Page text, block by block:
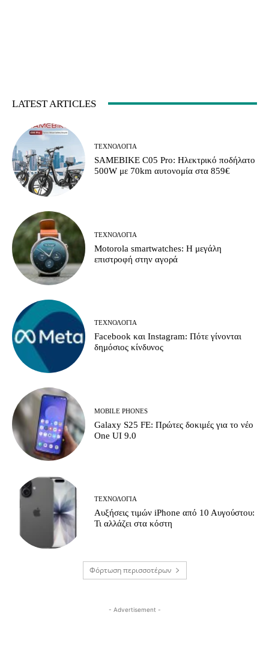
LATEST ARTICLES
ΤΕΧΝΟΛΟΓΊΑ
SAMEBIKE C05 Pro: Ηλεκτρικό ποδήλατο
500W με 70km αυτονομία στα 859€
ΤΕΧΝΟΛΟΓΊΑ
Motorola smartwatches: Η μεγάλη
επιστροφή στην αγορά
ΤΕΧΝΟΛΟΓΊΑ
Facebook και Instagram: Πότε γίνονται
δημόσιος κίνδυνος
MOBILE PHONES
Galaxy S25 FE: Πρώτες δοκιμές για το νέο
One UI 9.0
ΤΕΧΝΟΛΟΓΊΑ
Αυξήσεις τιμών iPhone από 10 Αυγούστου:
Τι αλλάζει στα κόστη
Φόρτωση περισσοτέρων
- Advertisement -